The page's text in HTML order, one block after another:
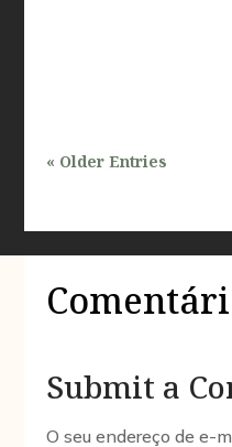
« Older Entries
Submit a
O seu endereço de e-